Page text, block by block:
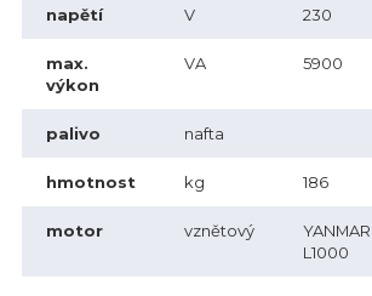
napětí V 230
max.
výkon
VA 5900
palivo nafta
hmotnost kg 186
motor vznětový
YANMAR
L1000